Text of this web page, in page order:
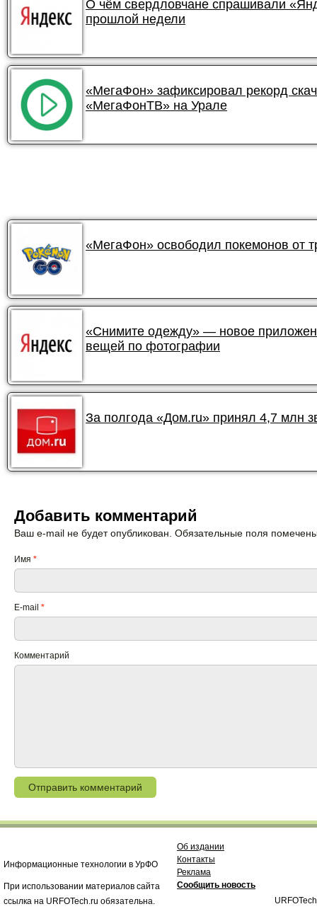
О чём свердловчане спрашивали
прошлой недели
«МегаФон» зафиксировал рекорд
«МегаФонТВ» на Урале
«МегаФон» освободил покемонов от
«Снимите одежду» — новое
вещей по фотографии
За полгода «Дом.ru» принял 4,7 млн
Добавить комментарий
Ваш e-mail не будет опубликован. Обязательные поля
Имя *
E-mail *
Комментарий
Информационные технологии в УрФО
При использовании материалов сайта
ссылка на URFOTech.ru обязательна.
Об издании
Контакты
Реклама
Сообщить новость